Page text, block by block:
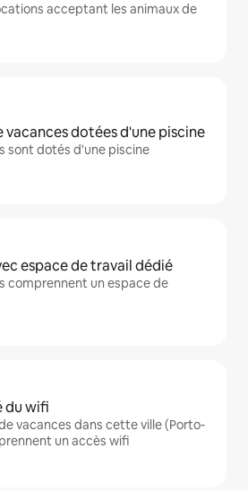
acceptant les animaux de
vacances dotées d'une piscine
sont dotés d'une piscine
espace de travail dédié
comprennent un espace de
du wifi
vacances dans cette ville (Porto-
un accès wifi